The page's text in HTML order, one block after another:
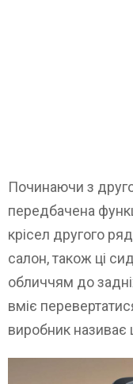
Починаючи з
передбачена
крісел другого
салон, також ці
обличчям до
вміє
виробник називає